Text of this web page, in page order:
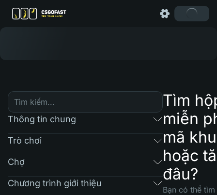
Thông tin chung
Trò chơi
Chợ
Chương trình giới thiệu
Tìm
miễn
mã
hoặc
đâu?
Bạn có thể